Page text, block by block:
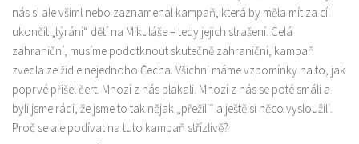
Internet
Kultura
Produkty
Sport
nás si ale všiml nebo zaznamenal kampaň, která by měla mít za cíl
ukončit „týrání“ dětí na Mikuláše – tedy jejich strašení. Celá
zahraniční, musíme podotknout skutečně zahraniční, kampaň
zvedla ze židle nejednoho Čecha. Všichni máme vzpomínky na to, jak
poprvé přišel čert. Mnozí z nás plakali. Mnozí z nás se poté smáli a
byli jsme rádi, že jsme to tak nějak „přežili“ a ještě si něco vysloužili.
Proč se ale podívat na tuto kampaň střízlivě?